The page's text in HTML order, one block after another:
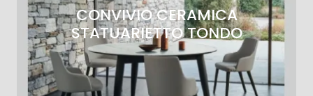
CONVIVIO CERAMICA
STATUARIETTO TONDO